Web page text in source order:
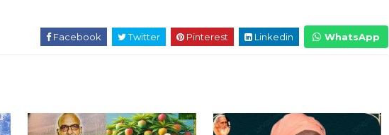
Facebook Twitter Pinterest Linkedin WhatsApp